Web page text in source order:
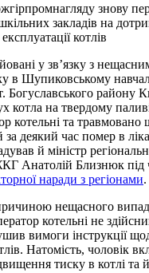
знову
закладів на
котлів
у зв’язку з
в Шупиковському
Богуславського району
котла на твердому
котельні та травмовано
за деякий час помер в
й міністр
Анатолій Близнюк під
наради з регіонами.
нещасного
котельні не
вимоги інструкції
Натомість, чоловік
тиску в котлі та